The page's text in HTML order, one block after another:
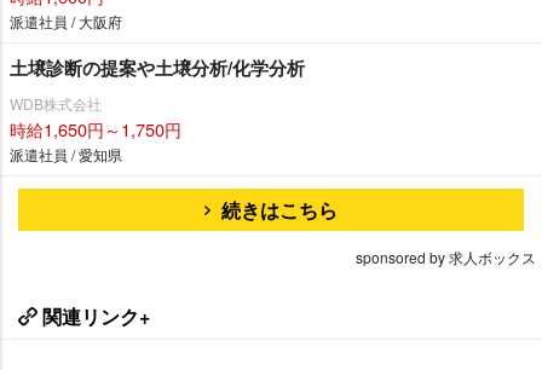
派遣社員 / 大阪府
土壌診断の提案や土壌分析/化学分析
WDB株式会社
時給1,650円～1,750円
派遣社員 / 愛知県
続きはこちら
sponsored by 求人ボックス
関連リンク+